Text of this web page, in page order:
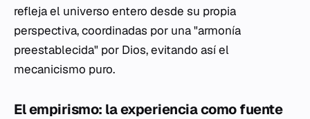
refleja el universo entero desde su propia
perspectiva, coordinadas por una "armonía
preestablecida" por Dios, evitando así el
mecanicismo puro.
El empirismo: la experiencia como fuente